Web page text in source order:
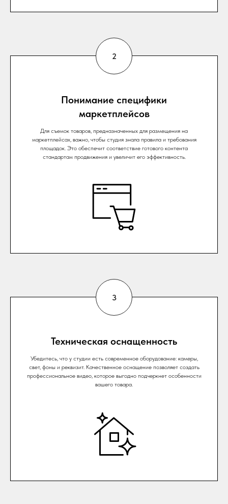
Понимание специфики
маркетплейсов
Для съемок товаров, предназначенных для размещения на
маркетплейсах, важно, чтобы студия знала правила и требования
площадок. Это обеспечит соответствие готового контента
стандартам продвижения и увеличит его эффективность.
Техническая оснащенность
Убедитесь, что у студии есть современное оборудование: камеры,
свет, фоны и реквизит. Качественное оснащение позволяет создать
профессиональное видео, которое выгодно подчеркнет особенности
вашего товара.